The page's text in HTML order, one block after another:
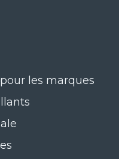
les marques